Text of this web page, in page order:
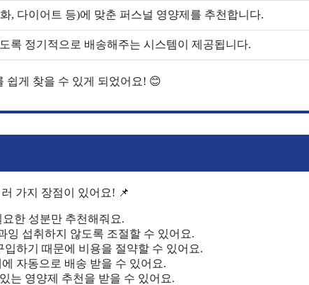
, 다이어트 등)에 맞춘 퍼스널 영양제를 추천합니다.
록 정기적으로 배송해주는 시스템이 제공됩니다.
쉽게 찾을 수 있게 되었어요! 😊
가지 장점이 있어요! 📌
한 성분만 추천해줘요.
잉 섭취하지 않도록 조절할 수 있어요.
하기 때문에 비용을 절약할 수 있어요.
자동으로 배송 받을 수 있어요.
는 영양제 추천을 받을 수 있어요.